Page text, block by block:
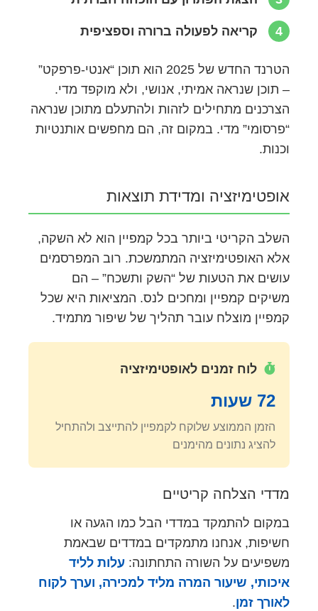
4 קריאה לפעולה ברורה וספציפית
הטרנד החדש של 2025 הוא תוכן “אנטי-פרפקט”
– תוכן שנראה אמיתי, אנושי, ולא מוקפד מדי.
הצרכנים מתחילים לזהות ולהתעלם מתוכן שנראה
“פרסומי” מדי. במקום זה, הם מחפשים אותנטיות
וכנות.
אופטימיזציה ומדידת תוצאות
השלב הקריטי ביותר בכל קמפיין הוא לא השקה,
אלא האופטימיזציה המתמשכת. רוב המפרסמים
עושים את הטעות של “השק ותשכח” – הם
משיקים קמפיין ומחכים לנס. המציאות היא שכל
קמפיין מוצלח עובר תהליך של שיפור מתמיד.
לוח זמנים לאופטימיזציה
72 שעות
הזמן הממוצע שלוקח לקמפיין להתייצב ולהתחיל
להציג נתונים מהימנים
מדדי הצלחה קריטיים
במקום להתמקד במדדי הבל כמו הגעה או
חשיפות, אנחנו מתמקדים במדדים שבאמת
משפיעים על השורה התחתונה: עלות לליד
איכותי, שיעור המרה מליד למכירה, וערך לקוח
לאורך זמן.